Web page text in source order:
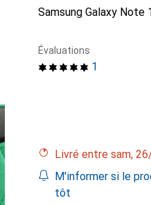
Samsung Galaxy Note
1
Évaluations
Livré entre sam,
M'informer si le
tôt